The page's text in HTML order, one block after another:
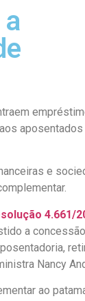
aposentados
e
4.661/
a
Nancy
ao